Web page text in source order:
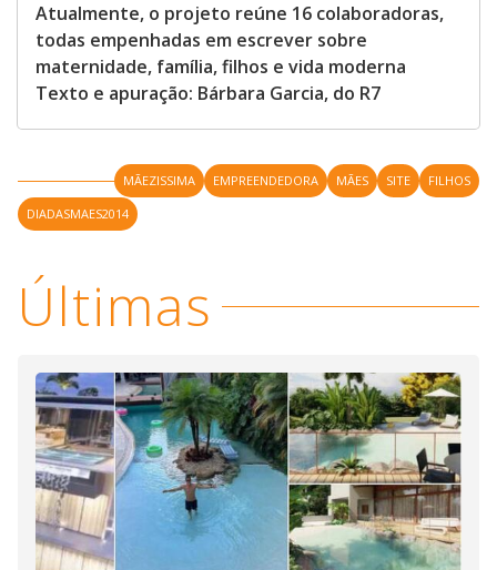
Atualmente, o projeto reúne 16 colaboradoras,
todas empenhadas em escrever sobre
maternidade, família, filhos e vida moderna
Texto e apuração: Bárbara Garcia, do R7
MÃEZISSIMA EMPREENDEDORA MÃES SITE
FILHOS
DIADASMAES2014
Últimas